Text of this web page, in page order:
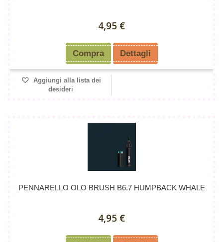
4,95 €
Compra Dettagli
Aggiungi alla lista dei
desideri
PENNARELLO OLO BRUSH B6.7 HUMPBACK WHALE
4,95 €